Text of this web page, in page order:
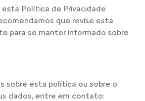
Política de Privacidade
que revise esta
para se manter informado sobre
sobre esta política ou sobre o
dados, entre em contato: